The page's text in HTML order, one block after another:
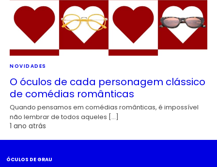
NOVIDADES
O óculos de cada personagem clássico
de comédias românticas
Quando pensamos em comédias românticas, é impossível
não lembrar de todos aqueles […]
1 ano atrás
ÓCULOS DE GRAU